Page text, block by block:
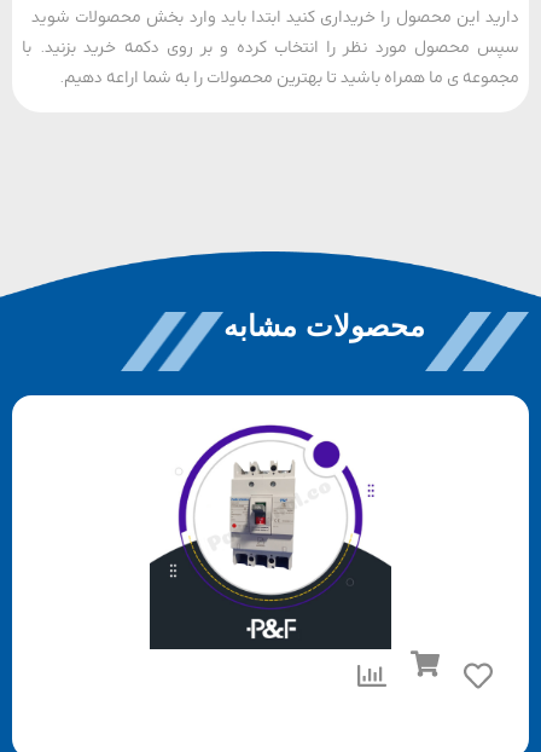
این محصول را خریداری کنید ابتدا باید وارد بخش محصولات شوید
محصول مورد نظر را انتخاب کرده و بر روی دکمه خرید بزنید. با
ی ما همراه باشید تا بهترین محصولات را به شما اراعه دهیم.
محصولات مشابه